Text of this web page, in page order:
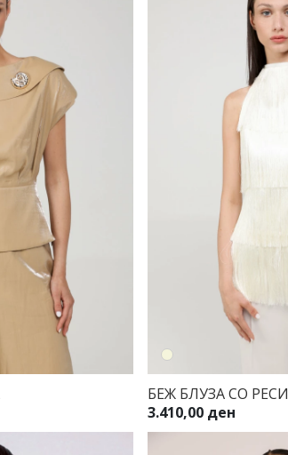
БЕЖ БЛУЗА СО РЕСИ
3.410,00 ден